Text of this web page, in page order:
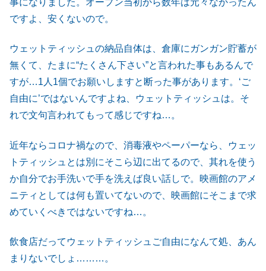
ですよ、安くないので。
ウェットティッシュの納品自体は、倉庫にガンガン貯蓄が
無くて、たまに“たくさん下さい”と言われた事もあるんで
すが…1人1個でお願いしますと断った事があります。‘ご
自由に’ではないんですよね、ウェットティッシュは。そ
れで文句言われてもって感じですね…。
近年ならコロナ禍なので、消毒液やペーパーなら、ウェッ
トティッシュとは別にそこら辺に出てるので、其れを使う
か自分でお手洗いで手を洗えば良い話しで。映画館のアメ
ニティとしては何も置いてないので、映画館にそこまで求
めていくべきではないですね…。
飲食店だってウェットティッシュご自由になんて処、あん
まりないでしょ………。